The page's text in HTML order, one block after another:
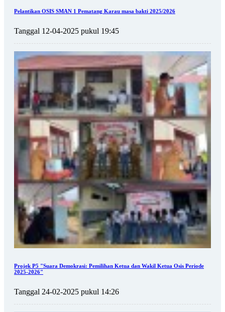
Pelantikan OSIS SMAN 1 Pematang Karau masa bakti 2025/2026
Tanggal 12-04-2025 pukul 19:45
Projek P5 "Suara Demokrasi: Pemilihan Ketua dan Wakil Ketua Osis Periode
2025-2026"
Tanggal 24-02-2025 pukul 14:26